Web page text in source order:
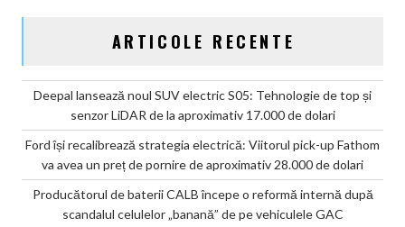
ARTICOLE RECENTE
Deepal lansează noul SUV electric S05: Tehnologie de top și
senzor LiDAR de la aproximativ 17.000 de dolari
Ford își recalibrează strategia electrică: Viitorul pick-up Fathom
va avea un preț de pornire de aproximativ 28.000 de dolari
Producătorul de baterii CALB începe o reformă internă după
scandalul celulelor „banană” de pe vehiculele GAC